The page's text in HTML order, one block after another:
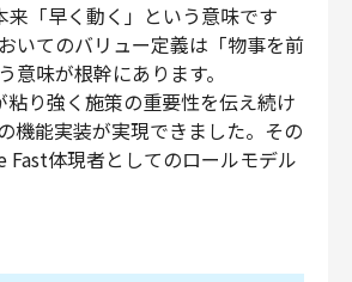
来「早く動く」という意味です
いてのバリュー定義は「物事を前
意味が根幹にあります。
り強く施策の重要性を伝え続け
機能実装が実現できました。その
Fast体現者としてのロールモデル